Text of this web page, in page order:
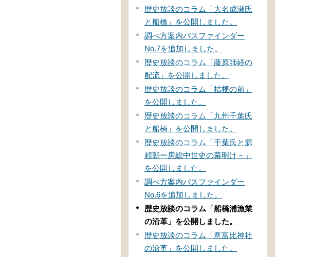
歴史放談のコラム「大名成瀬氏
と船橋」を公開しました。
調べ方案内パスファインダー
No.7を追加しました。
歴史放談のコラム「藤原師経の
配流」を公開しました。
歴史放談のコラム「桔梗の前」
を公開しました。
歴史放談のコラム「九州千葉氏
と船橋」を公開しました。
歴史放談のコラム「千葉氏と源
頼朝ー房総中世史の幕明け－」
を公開しました。
調べ方案内パスファインダー
No.6を追加しました。
歴史放談のコラム「船橋浦漁業
の沿革」を公開しました。
歴史放談のコラム「意富比神社
の沿革」を公開しました。